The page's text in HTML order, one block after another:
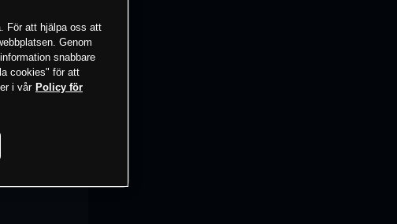
För att hjälpa oss att
Genom
snabbare
cookies" för att
i vår Policy för